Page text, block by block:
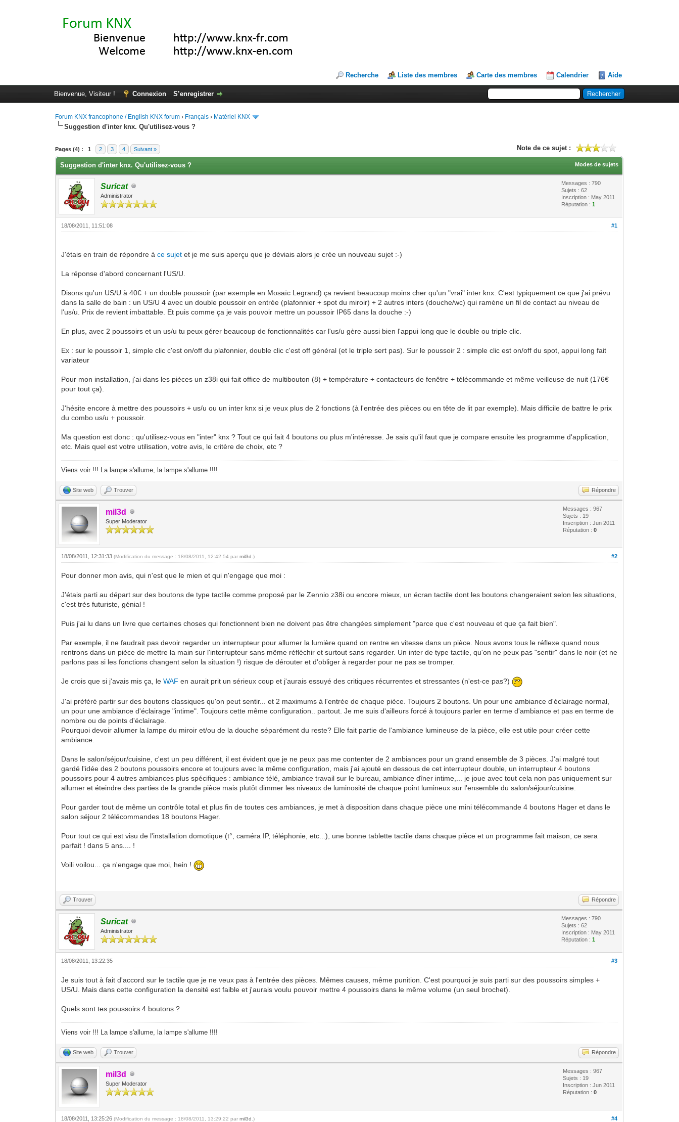
Recherche Liste des membres Carte des membres Calendrier Aide
Bienvenue, Visiteur ! Connexion S’enregistrer
Forum KNX francophone / English KNX forum › Français › Matériel KNX
Suggestion d'inter knx. Qu'utilisez-vous ?
Pages (4) : 1 2 3 4 Suivant » Note de ce sujet :
Moyenne : 3 (1 vote(s))
1
2
3
4
5
Modes de sujets
Suggestion d'inter knx. Qu'utilisez-vous ?
Suricat
Administrator
Messages : 790
Sujets : 62
Inscription : May 2011
Réputation :1
#1
18/08/2011, 11:51:08
J'étais en train de répondre àce sujet et je me suis aperçu que je déviais alors je crée un nouveau sujet :-)
La réponse d'abord concernant l'US/U.
Disons qu'un US/U à 40€ + un double poussoir (par exemple en Mosaïc Legrand) ça revient beaucoup moins cher qu'un "vrai" inter knx. C'est typiquement ce que j'ai prévu
dans la salle de bain : un US/U 4 avec un double poussoir en entrée (plafonnier + spot du miroir) + 2 autres inters (douche/wc) qui ramène un fil de contact au niveau de
l'us/u. Prix de revient imbattable. Et puis comme ça je vais pouvoir mettre un poussoir IP65 dans la douche :-)
En plus, avec 2 poussoirs et un us/u tu peux gérer beaucoup de fonctionnalités car l'us/u gère aussi bien l'appui long que le double ou triple clic.
Ex : sur le poussoir 1, simple clic c'est on/off du plafonnier, double clic c'est off général (et le triple sert pas). Sur le poussoir 2 : simple clic est on/off du spot, appui long fait
variateur
Pour mon installation, j'ai dans les pièces un z38i qui fait office de multibouton (8) + température + contacteurs de fenêtre + télécommande et même veilleuse de nuit (176€
pour tout ça).
J'hésite encore à mettre des poussoirs + us/u ou un inter knx si je veux plus de 2 fonctions (à l'entrée des pièces ou en tête de lit par exemple). Mais difficile de battre le prix
du combo us/u + poussoir.
Ma question est donc : qu'utilisez-vous en "inter" knx ? Tout ce qui fait 4 boutons ou plus m'intéresse. Je sais qu'il faut que je compare ensuite les programme d'application,
etc. Mais quel est votre utilisation, votre avis, le critère de choix, etc ?
Viens voir !!! La lampe s'allume, la lampe s'allume !!!!
Site web Trouver Répondre
mil3d
Super Moderator
Messages : 967
Sujets : 19
Inscription : Jun 2011
Réputation :0
#2
18/08/2011, 12:31:33(Modification du message : 18/08/2011, 12:42:54 parmil3d .)
Pour donner mon avis, qui n'est que le mien et qui n'engage que moi :
J'étais parti au départ sur des boutons de type tactile comme proposé par le Zennio z38i ou encore mieux, un écran tactile dont les boutons changeraient selon les situations,
c'est très futuriste, génial !
Puis j'ai lu dans un livre que certaines choses qui fonctionnent bien ne doivent pas être changées simplement "parce que c'est nouveau et que ça fait bien".
Par exemple, il ne faudrait pas devoir regarder un interrupteur pour allumer la lumière quand on rentre en vitesse dans un pièce. Nous avons tous le réflexe quand nous
rentrons dans un pièce de mettre la main sur l'interrupteur sans même réfléchir et surtout sans regarder. Un inter de type tactile, qu'on ne peux pas "sentir" dans le noir (et ne
parlons pas si les fonctions changent selon la situation !) risque de dérouter et d'obliger à regarder pour ne pas se tromper.
Je crois que si j'avais mis ça, leWAF en aurait prit un sérieux coup et j'aurais essuyé des critiques récurrentes et stressantes (n'est-ce pas?)
J'ai préféré partir sur des boutons classiques qu'on peut sentir... et 2 maximums à l'entrée de chaque pièce. Toujours 2 boutons. Un pour une ambiance d'éclairage normal,
un pour une ambiance d'éclairage "intime". Toujours cette même configuration.. partout. Je me suis d'ailleurs forcé à toujours parler en terme d'ambiance et pas en terme de
nombre ou de points d'éclairage.
Pourquoi devoir allumer la lampe du miroir et/ou de la douche séparément du reste? Elle fait partie de l'ambiance lumineuse de la pièce, elle est utile pour créer cette
ambiance.
Dans le salon/séjour/cuisine, c'est un peu différent, il est évident que je ne peux pas me contenter de 2 ambiances pour un grand ensemble de 3 pièces. J'ai malgré tout
gardé l'idée des 2 boutons poussoirs encore et toujours avec la même configuration, mais j'ai ajouté en dessous de cet interrupteur double, un interrupteur 4 boutons
poussoirs pour 4 autres ambiances plus spécifiques : ambiance télé, ambiance travail sur le bureau, ambiance dîner intime,... je joue avec tout cela non pas uniquement sur
allumer et éteindre des parties de la grande pièce mais plutôt dimmer les niveaux de luminosité de chaque point lumineux sur l'ensemble du salon/séjour/cuisine.
Pour garder tout de même un contrôle total et plus fin de toutes ces ambiances, je met à disposition dans chaque pièce une mini télécommande 4 boutons Hager et dans le
salon séjour 2 télécommandes 18 boutons Hager.
Pour tout ce qui est visu de l'installation domotique (t°, caméra IP, téléphonie, etc...), une bonne tablette tactile dans chaque pièce et un programme fait maison, ce sera
parfait ! dans 5 ans.... !
Voili voilou... ça n'engage que moi, hein !
Trouver Répondre
Suricat
Administrator
Messages : 790
Sujets : 62
Inscription : May 2011
Réputation :1
#3
18/08/2011, 13:22:35
Je suis tout à fait d'accord sur le tactile que je ne veux pas à l'entrée des pièces. Mêmes causes, même punition. C'est pourquoi je suis parti sur des poussoirs simples +
US/U. Mais dans cette configuration la densité est faible et j'aurais voulu pouvoir mettre 4 poussoirs dans le même volume (un seul brochet).
Quels sont tes poussoirs 4 boutons ?
Viens voir !!! La lampe s'allume, la lampe s'allume !!!!
Site web Trouver Répondre
mil3d
Super Moderator
Messages : 967
Sujets : 19
Inscription : Jun 2011
Réputation :0
#4
18/08/2011, 13:25:26(Modification du message : 18/08/2011, 13:29:22 parmil3d .)